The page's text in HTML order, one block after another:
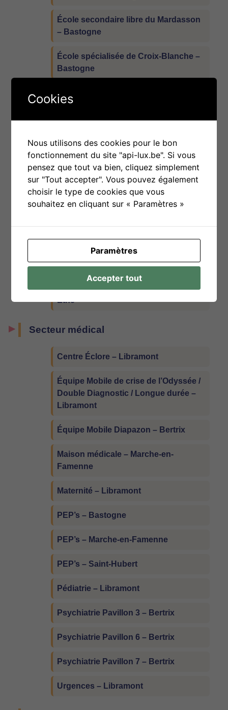
École secondaire libre du Mardasson
– Bastogne
École spécialisée de Croix-Blanche –
Bastogne
École secondaire professionnelle « La
Providence » – Étalle
Barvaux
École secondaire Clairval – Barvaux
La Courte-Échelle – Étalle
Bastogne
Pôle territorial du Sud Luxembourg –
Étalle
Pôle territorial provincial de Ethe –
Ethe
Secteur médical
Centre Éclore – Libramont
Équipe Mobile de crise de l’Odyssée /
Double Diagnostic / Longue durée –
Libramont
Équipe Mobile Diapazon – Bertrix
Maison médicale – Marche-en-
Famenne
Maternité – Libramont
PEP’s – Bastogne
PEP’s – Marche-en-Famenne
PEP’s – Saint-Hubert
Pédiatrie – Libramont
Psychiatrie Pavillon 3 – Bertrix
Psychiatrie Pavillon 6 – Bertrix
Psychiatrie Pavillon 7 – Bertrix
Urgences – Libramont
Cookies
Nous utilisons des cookies pour le bon
fonctionnement du site "api-lux.be". Si vous
pensez que tout va bien, cliquez simplement
sur "Tout accepter". Vous pouvez également
choisir le type de cookies que vous
souhaitez en cliquant sur « Paramètres »
Paramètres
Accepter tout